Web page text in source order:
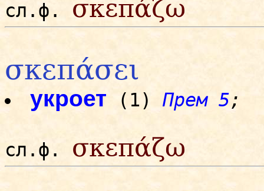
сл.ф. σκεπάζω
σκεπάσει
укроет (1) Прем 5;
сл.ф. σκεπάζω